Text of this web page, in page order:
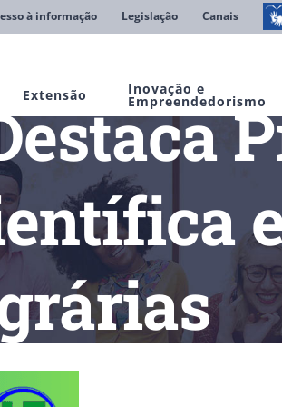
à informação Legislação Canais
Extensão Inovação e
Empreendedorismo